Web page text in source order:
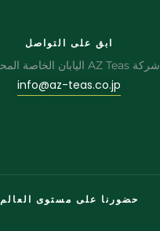
ابق على التواصل
شركة AZ Teas اليابان الخاصة المحدودة
info@az-teas.co.jp
حضورنا على مستوى العالم